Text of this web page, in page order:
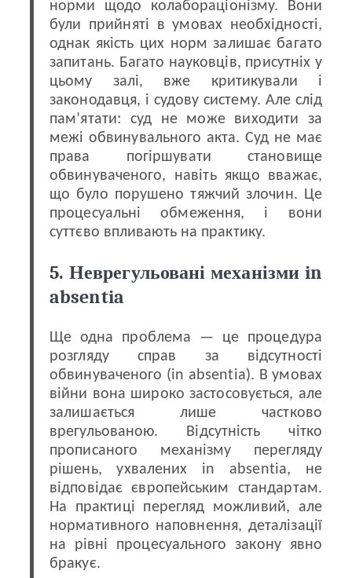
норми щодо колабораціонізму. Вони
були прийняті в умовах необхідності,
однак якість цих норм залишає багато
запитань. Багато науковців, присутніх у
цьому залі, вже критикували і
законодавця, і судову систему. Але слід
пам’ятати: суд не може виходити за
межі обвинувального акта. Суд не має
права погіршувати становище
обвинуваченого, навіть якщо вважає,
що було порушено тяжчий злочин. Це
процесуальні обмеження, і вони
суттєво впливають на практику.
5. Неврегульовані механізми in
absentia
Ще одна проблема — це процедура
розгляду справ за відсутності
обвинуваченого (in absentia). В умовах
війни вона широко застосовується, але
залишається лише частково
врегульованою. Відсутність чітко
прописаного механізму перегляду
рішень, ухвалених in absentia, не
відповідає європейським стандартам.
На практиці перегляд можливий, але
нормативного наповнення, деталізації
на рівні процесуального закону явно
бракує.